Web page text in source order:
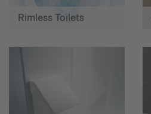
Rimless Toilets